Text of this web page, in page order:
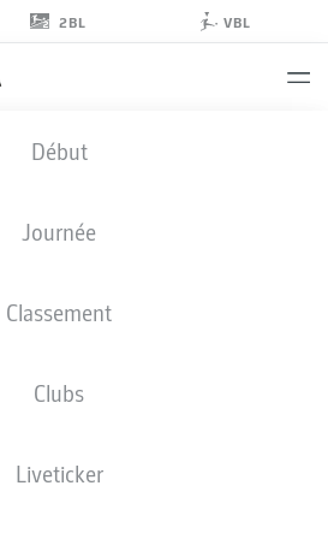
2BL VBL
Début
Journée
Classement
Clubs
Liveticker